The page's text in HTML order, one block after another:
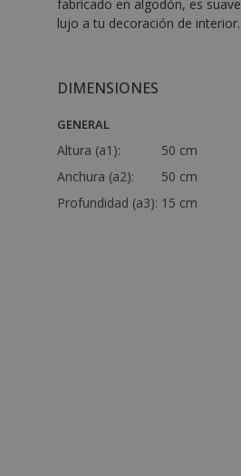
fabricado en algodón, es
lujo a tu decoración de
DIMENSIONES
GENERAL
Altura (a1):
50 cm
Anchura (a2):
50 cm
Profundidad (a3): 15 cm